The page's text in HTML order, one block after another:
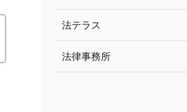
法テラス
法律事務所